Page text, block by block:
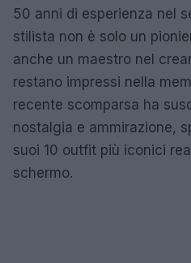
50 anni di esperienza nel
stilista non è solo un
anche un maestro nel
restano impressi nella
recente scomparsa ha
nostalgia e ammirazione,
suoi 10 outfit più iconici
schermo.